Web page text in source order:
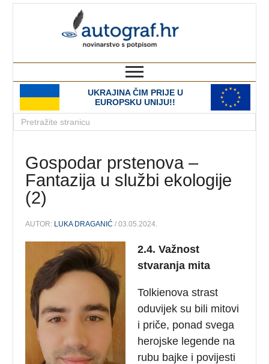
UKRAJINA ČIM PRIJE U
EUROPSKU UNIJU!!
Gospodar prstenova –
Fantazija u službi ekologije
(2)
AUTOR: LUKA DRAGANIĆ / 03.05.2024.
2.4. Važnost
stvaranja mita
Tolkienova strast
oduvijek su bili mitovi
i priče, ponad svega
herojske legende na
rubu bajke i povijesti